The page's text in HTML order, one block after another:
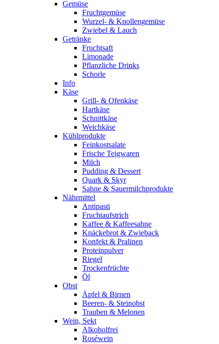
Gemüse
Fruchtgemüse
Wurzel- & Knollengemüse
Zwiebel & Lauch
Getränke
Fruchtsaft
Limonade
Pflanzliche Drinks
Schorle
Info
Käse
Grill- & Ofenkäse
Hartkäse
Schnittkäse
Weichkäse
Kühlprodukte
Feinkostsalate
Frische Teigwaren
Milch
Pudding & Dessert
Quark & Skyr
Sahne & Sauermilchprodukte
Nährmittel
Antipasti
Fruchtaufstrich
Kaffee & Kaffeesahne
Knäckebrot & Zwieback
Konfekt & Pralinen
Proteinpulver
Riegel
Trockenfrüchte
Öl
Obst
Äpfel & Birnen
Beeren- & Steinobst
Trauben & Melonen
Wein, Sekt
Alkoholfrei
Roséwein